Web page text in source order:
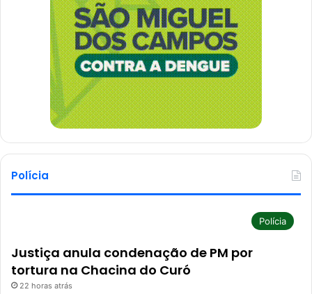
Polícia
Polícia
Justiça anula condenação de PM por
tortura na Chacina do Curó
22 horas atrás